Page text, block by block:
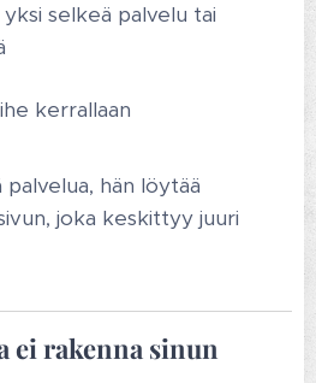
selkeä palvelu tai
kerrallaan
hän löytää
joka keskittyy juuri
ei rakenna sinun